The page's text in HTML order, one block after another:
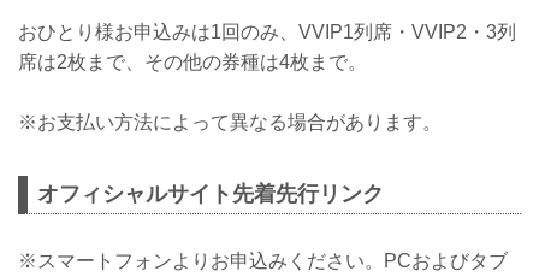
おひとり様お申込みは1回のみ、VVIP1列席・VVIP2・3列
席は2枚まで、その他の券種は4枚まで。
※お支払い方法によって異なる場合があります。
オフィシャルサイト先着先行リンク
※スマートフォンよりお申込みください。PCおよびタブ